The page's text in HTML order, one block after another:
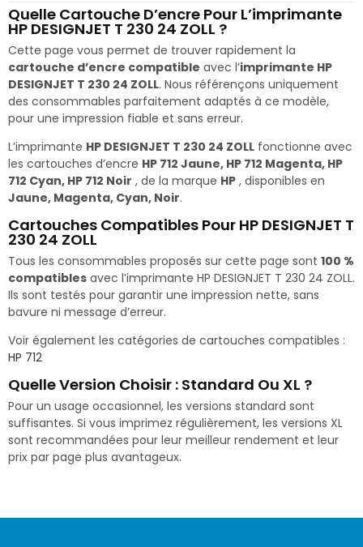
Quelle Cartouche D’encre Pour L’imprimante
HP DESIGNJET T 230 24 ZOLL ?
Cette page vous permet de trouver rapidement la
cartouche d’encre compatible avec l’imprimante HP
DESIGNJET T 230 24 ZOLL. Nous référençons uniquement
des consommables parfaitement adaptés à ce modèle,
pour une impression fiable et sans erreur.
L’imprimante HP DESIGNJET T 230 24 ZOLL fonctionne avec
les cartouches d’encre HP 712 Jaune, HP 712 Magenta, HP
712 Cyan, HP 712 Noir , de la marque HP , disponibles en
Jaune, Magenta, Cyan, Noir.
Cartouches Compatibles Pour HP DESIGNJET T
230 24 ZOLL
Tous les consommables proposés sur cette page sont 100 %
compatibles avec l’imprimante HP DESIGNJET T 230 24 ZOLL.
Ils sont testés pour garantir une impression nette, sans
bavure ni message d’erreur.
Voir également les catégories de cartouches compatibles :
HP 712
Quelle Version Choisir : Standard Ou XL ?
Pour un usage occasionnel, les versions standard sont
suffisantes. Si vous imprimez régulièrement, les versions XL
sont recommandées pour leur meilleur rendement et leur
prix par page plus avantageux.